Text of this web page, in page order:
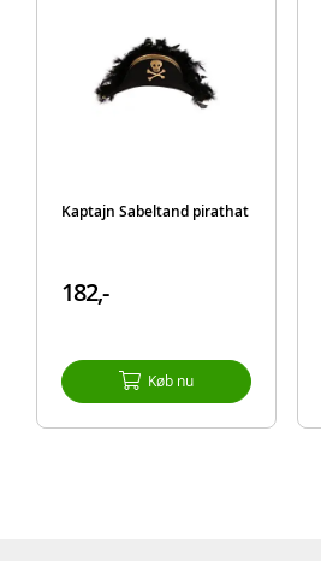
Kaptajn Sabeltand pirathat
182,-
Køb nu